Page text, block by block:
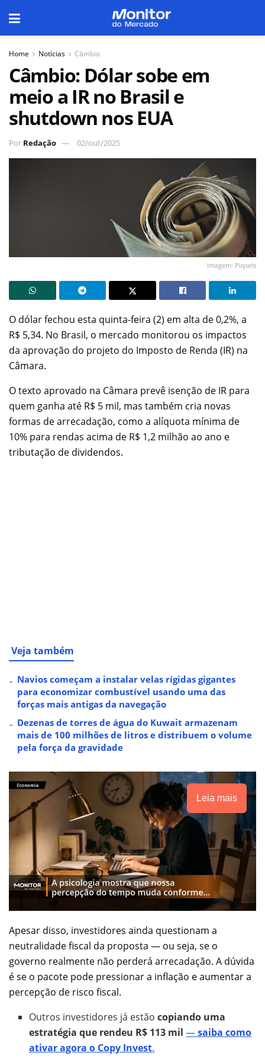
Home Notícias Câmbio
Câmbio: Dólar sobe em
meio a IR no Brasil e
shutdown nos EUA
Por Redação 02/out/2025
Imagem: Piqsels
O dólar fechou esta quinta-feira (2) em alta de 0,2%, a
R$ 5,34. No Brasil, o mercado monitorou os impactos
da aprovação do projeto do Imposto de Renda (IR) na
Câmara.
O texto aprovado na Câmara prevê isenção de IR para
quem ganha até R$ 5 mil, mas também cria novas
formas de arrecadação, como a alíquota mínima de
10% para rendas acima de R$ 1,2 milhão ao ano e
tributação de dividendos.
Veja também
Navios começam a instalar velas rígidas gigantes
para economizar combustível usando uma das
forças mais antigas da navegação
Dezenas de torres de água do Kuwait armazenam
mais de 100 milhões de litros e distribuem o volume
pela força da gravidade
Leia mais
Apesar disso, investidores ainda questionam a
neutralidade fiscal da proposta — ou seja, se o
governo realmente não perderá arrecadação. A dúvida
é se o pacote pode pressionar a inflação e aumentar a
percepção de risco fiscal.
Outros investidores já estão copiando uma
estratégia que rendeu R$ 113 mil —saiba como
ativar agora o Copy Invest.